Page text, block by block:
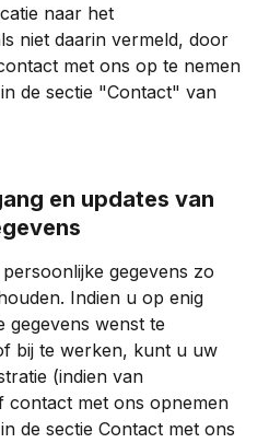
naar het
niet daarin vermeld, door
met ons op te nemen
de sectie "Contact" van
en updates van
gegevens zo
Indien u op enig
gegevens wenst te
bij te werken, kunt u uw
(indien van
contact met ons opnemen
de sectie Contact met ons